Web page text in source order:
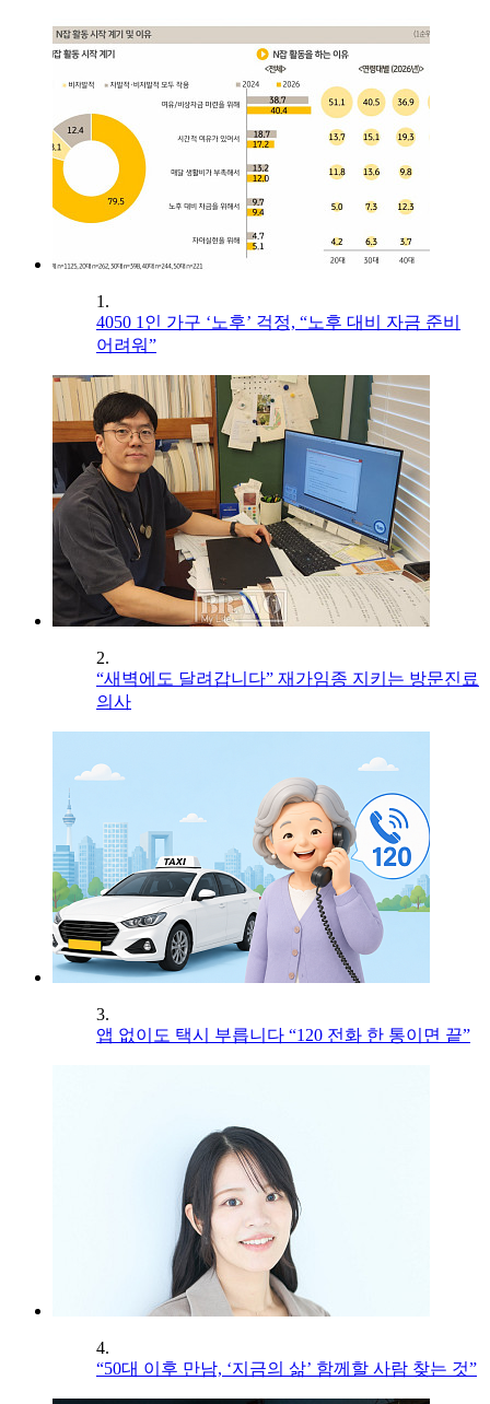
1.
4050 1인 가구 ‘노후’ 걱정, “노후 대비 자금 준비
어려워”
2.
“새벽에도 달려갑니다” 재가임종 지키는 방문진료
의사
3.
앱 없이도 택시 부릅니다 “120 전화 한 통이면 끝”
4.
“50대 이후 만남, ‘지금의 삶’ 함께할 사람 찾는 것”